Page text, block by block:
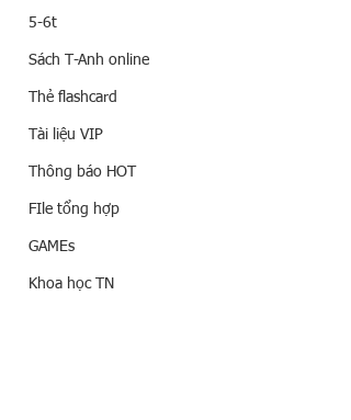
5-6t
Sách T-Anh online
Thẻ flashcard
Tài liệu VIP
Thông báo HOT
FIle tổng hợp
GAMEs
Khoa học TN